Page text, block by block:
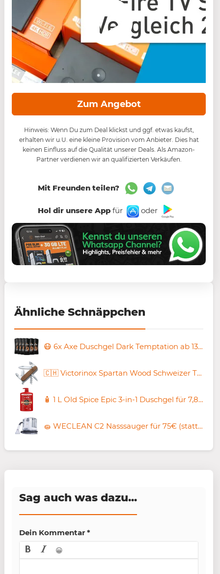
Zum Angebot
Hinweis: Wenn Du zum Deal klickst und ggf. etwas kaufst,
erhalten wir u.U. eine kleine Provision vom Anbieter. Dies hat
keinen Einfluss auf die Qualität unserer Deals. Als Amazon-
Partner verdienen wir an qualifizierten Verkäufen.
Mit Freunden teilen?
Hol dir unsere Appfür oder
Ähnliche Schnäppchen
😷 6x Axe Duschgel Dark Temptation ab 13,59€ (statt 20€)
🇨🇭 Victorinox Spartan Wood Schweizer Taschenmesser für 30,85€ (statt 35€)
🧴 1 L Old Spice Epic 3-in-1 Duschgel für 7,88€ (statt 10€)
🧽 WECLEAN C2 Nasssauger für 75€ (statt 99€)
Sag auch was dazu...
Dein Kommentar *
😀